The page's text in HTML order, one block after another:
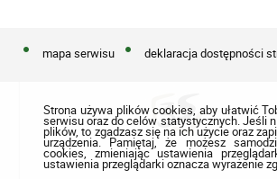
mapa serwisu deklaracja dostępności
Strona używa plików cookies, aby ułatwić
serwisu oraz do celów statystycznych. Jeśli
plików, to zgadzasz się na ich użycie oraz
urządzenia. Pamiętaj, że możesz
cookies, zmieniając ustawienia
ustawienia przeglądarki oznacza wyrażenie